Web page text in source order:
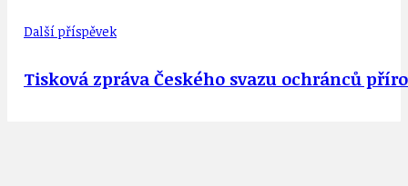
Další příspěvek
Tisková zpráva Českého svazu ochránců